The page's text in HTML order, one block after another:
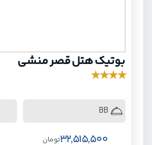
بوتیک هتل قصر منشی
★
★
★
★
BB
32,515,500تومان